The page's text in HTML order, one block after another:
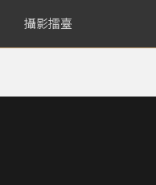
攝影擂臺